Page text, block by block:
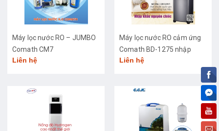
Máy lọc nước RO – JUMBO
Comath CM7
Liên hệ
Máy lọc nước RO cảm ứng
Comath BD-1275 nhập
khẩu cao cấp
Liên hệ